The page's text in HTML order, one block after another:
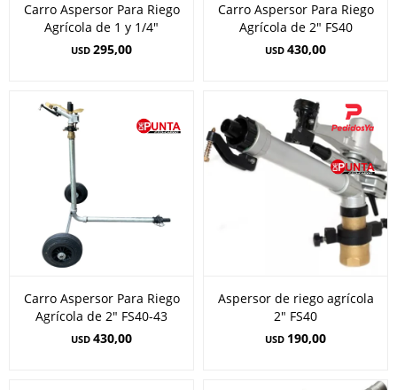
Carro Aspersor Para Riego
Agrícola de 1 y 1/4"
USD 295,00
Carro Aspersor Para Riego
Agrícola de 2" FS40
USD 430,00
Carro Aspersor Para Riego
Agrícola de 2" FS40-43
USD 430,00
Aspersor de riego agrícola
2" FS40
USD 190,00